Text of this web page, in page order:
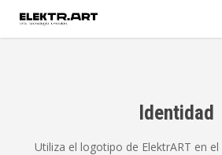
Identidad
Utiliza el logotipo de ElektrART en